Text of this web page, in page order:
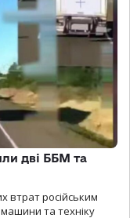
дві ББМ та
втрат російським
та техніку